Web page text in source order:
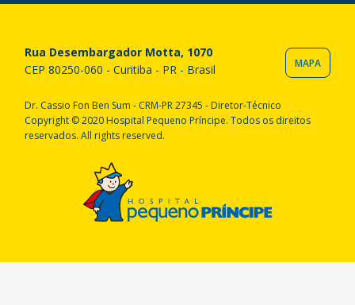
Rua Desembargador Motta, 1070
CEP 80250-060 - Curitiba - PR - Brasil
MAPA
Dr. Cassio Fon Ben Sum - CRM-PR 27345 - Diretor-Técnico
Copyright © 2020 Hospital Pequeno Príncipe. Todos os direitos
reservados. All rights reserved.